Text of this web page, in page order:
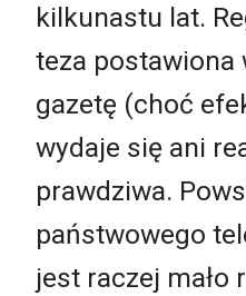
kilkunastu lat.
teza postawiona
gazetę (choć
wydaje się ani
prawdziwa.
państwowego
jest raczej mało